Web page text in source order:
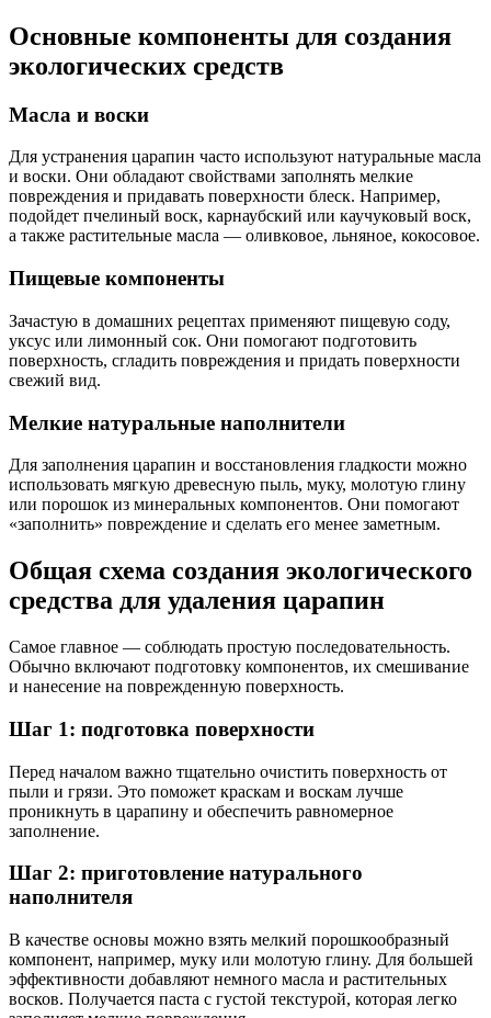
Основные компоненты для создания
экологических средств
Масла и воски
Для устранения царапин часто используют натуральные масла
и воски. Они обладают свойствами заполнять мелкие
повреждения и придавать поверхности блеск. Например,
подойдет пчелиный воск, карнаубский или каучуковый воск,
а также растительные масла — оливковое, льняное, кокосовое.
Пищевые компоненты
Зачастую в домашних рецептах применяют пищевую соду,
уксус или лимонный сок. Они помогают подготовить
поверхность, сгладить повреждения и придать поверхности
свежий вид.
Мелкие натуральные наполнители
Для заполнения царапин и восстановления гладкости можно
использовать мягкую древесную пыль, муку, молотую глину
или порошок из минеральных компонентов. Они помогают
«заполнить» повреждение и сделать его менее заметным.
Общая схема создания экологического
средства для удаления царапин
Самое главное — соблюдать простую последовательность.
Обычно включают подготовку компонентов, их смешивание
и нанесение на поврежденную поверхность.
Шаг 1: подготовка поверхности
Перед началом важно тщательно очистить поверхность от
пыли и грязи. Это поможет краскам и воскам лучше
проникнуть в царапину и обеспечить равномерное
заполнение.
Шаг 2: приготовление натурального
наполнителя
В качестве основы можно взять мелкий порошкообразный
компонент, например, муку или молотую глину. Для большей
эффективности добавляют немного масла и растительных
восков. Получается паста с густой текстурой, которая легко